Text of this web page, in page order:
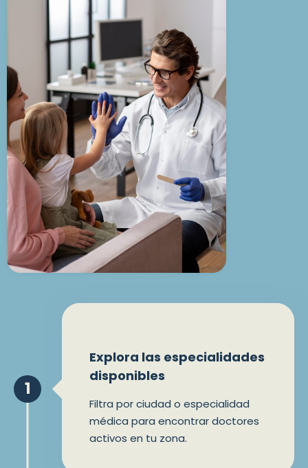
Explora las especialidades
disponibles
Filtra por ciudad o especialidad
médica para encontrar doctores
activos en tu zona.
1